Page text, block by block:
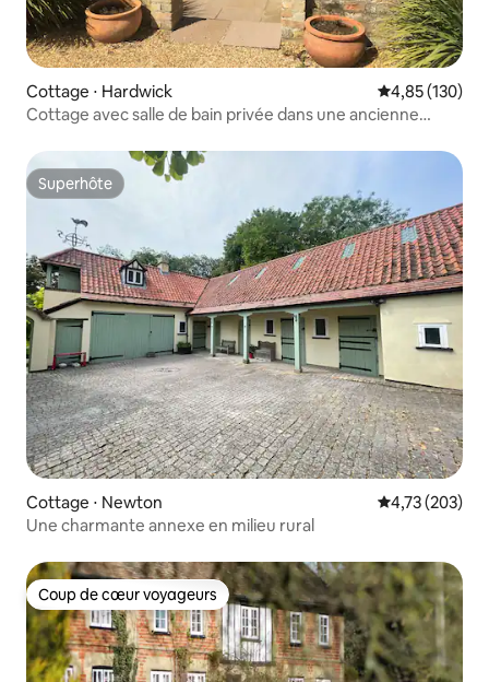
Cottage ⋅ Hardwick Évaluation
4,85 (130)
Cottage avec salle de bain privée dans une ancienne
Superhôte
Superhôte
Cottage ⋅ Newton Évaluation
4,73 (203)
Une charmante annexe en milieu rural
Coup de cœur voyageurs
Coup de cœur voyageurs